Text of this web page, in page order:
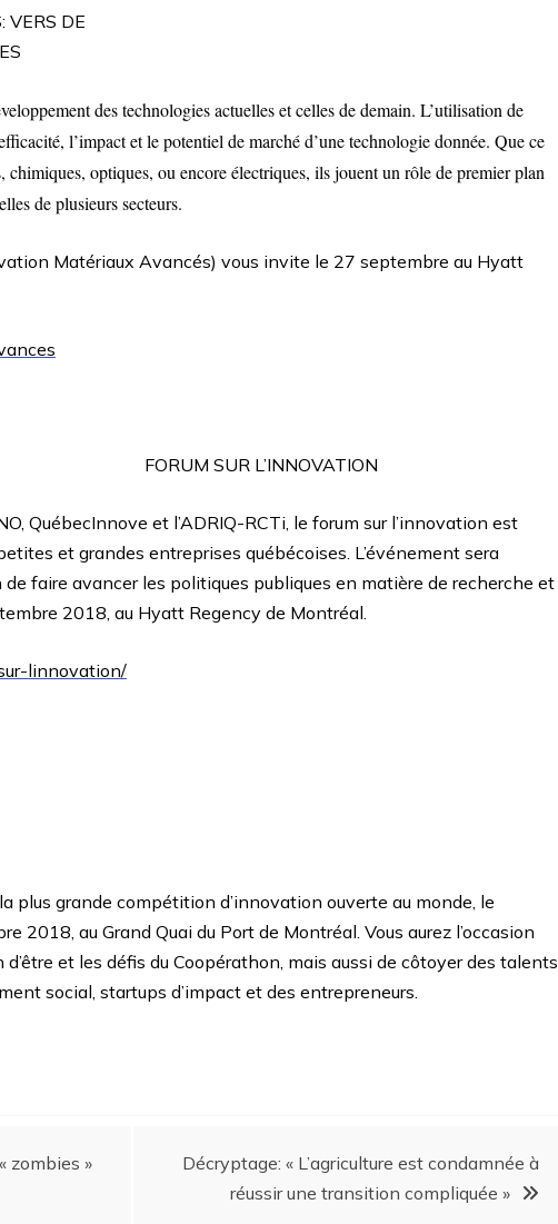
VERS DE
des technologies actuelles et celles de demain. L’utilisation de
l’impact et le potentiel de marché d’une technologie donnée. Que ce
chimiques, optiques, ou encore électriques, ils jouent un rôle de premier plan
de plusieurs secteurs.
Matériaux Avancés) vous invite le 27 septembre au Hyatt
FORUM SUR L’INNOVATION
QuébecInnove et l’ADRIQ-RCTi, le forum sur l’innovation est
et grandes entreprises québécoises. L’événement sera
de faire avancer les politiques publiques en matière de recherche et
2018, au Hyatt Regency de Montréal.
linnovation/
plus grande compétition d’innovation ouverte au monde, le
2018, au Grand Quai du Port de Montréal. Vous aurez l’occasion
et les défis du Coopérathon, mais aussi de côtoyer des talents
social, startups d’impact et des entrepreneurs.
zombies »
Décryptage: « L’agriculture est condamnée à
réussir une transition compliquée »